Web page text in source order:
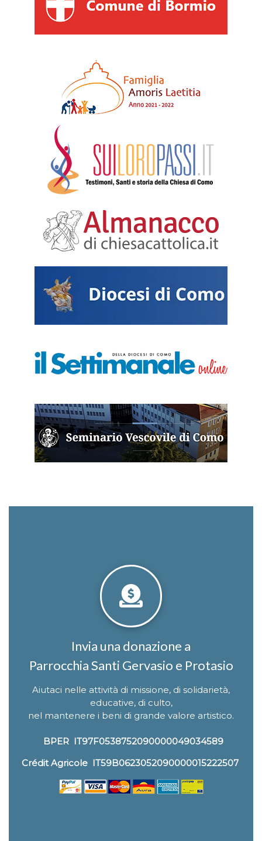
Invia una donazione a
Parrocchia Santi Gervasio e Protasio
Aiutaci nelle attività di missione, di solidarietà,
educative, di culto,
nel mantenere i beni di grande valore artistico.
BPER IT97F0538752090000049034589
Crédit Agricole IT59B0623052090000015222507